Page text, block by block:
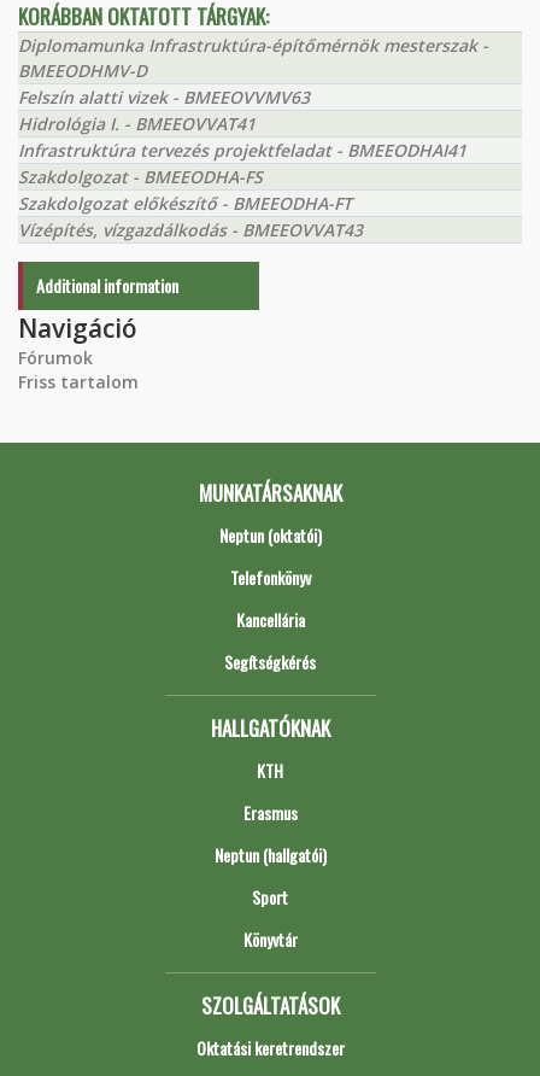
KORÁBBAN OKTATOTT TÁRGYAK:
Diplomamunka Infrastruktúra-építőmérnök mesterszak -
BMEEODHMV-D
Felszín alatti vizek - BMEEOVVMV63
Hidrológia I. - BMEEOVVAT41
Infrastruktúra tervezés projektfeladat - BMEEODHAI41
Szakdolgozat - BMEEODHA-FS
Szakdolgozat előkészítő - BMEEODHA-FT
Vízépítés, vízgazdálkodás - BMEEOVVAT43
Additional information
Navigáció
Fórumok
Friss tartalom
MUNKATÁRSAKNAK
Neptun (oktatói)
Telefonkönyv
Kancellária
Segítségkérés
HALLGATÓKNAK
KTH
Erasmus
Neptun (hallgatói)
Sport
Könyvtár
SZOLGÁLTATÁSOK
Oktatási keretrendszer